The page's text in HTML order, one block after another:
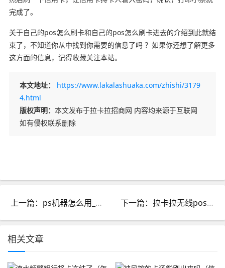
完成了。
关于自己的pos怎么刷卡和自己的pos怎么刷卡进去的介绍到此就结
束了，不知道你从中找到你需要的信息了吗 ？如果你还想了解更多
这方面的信息，记得收藏关注本站。
本文地址：
https://www.lakalashuaka.com/zhishi/3179
4.html
版权声明： 本文发布于拉卡拉招商网 内容均来源于互联网
如有侵权联系删除
上一篇：ps机器怎么用_如何使用ps机 下一篇：拉卡拉无线pos机终端app_拉卡拉无线pos机终端激活
相关文章